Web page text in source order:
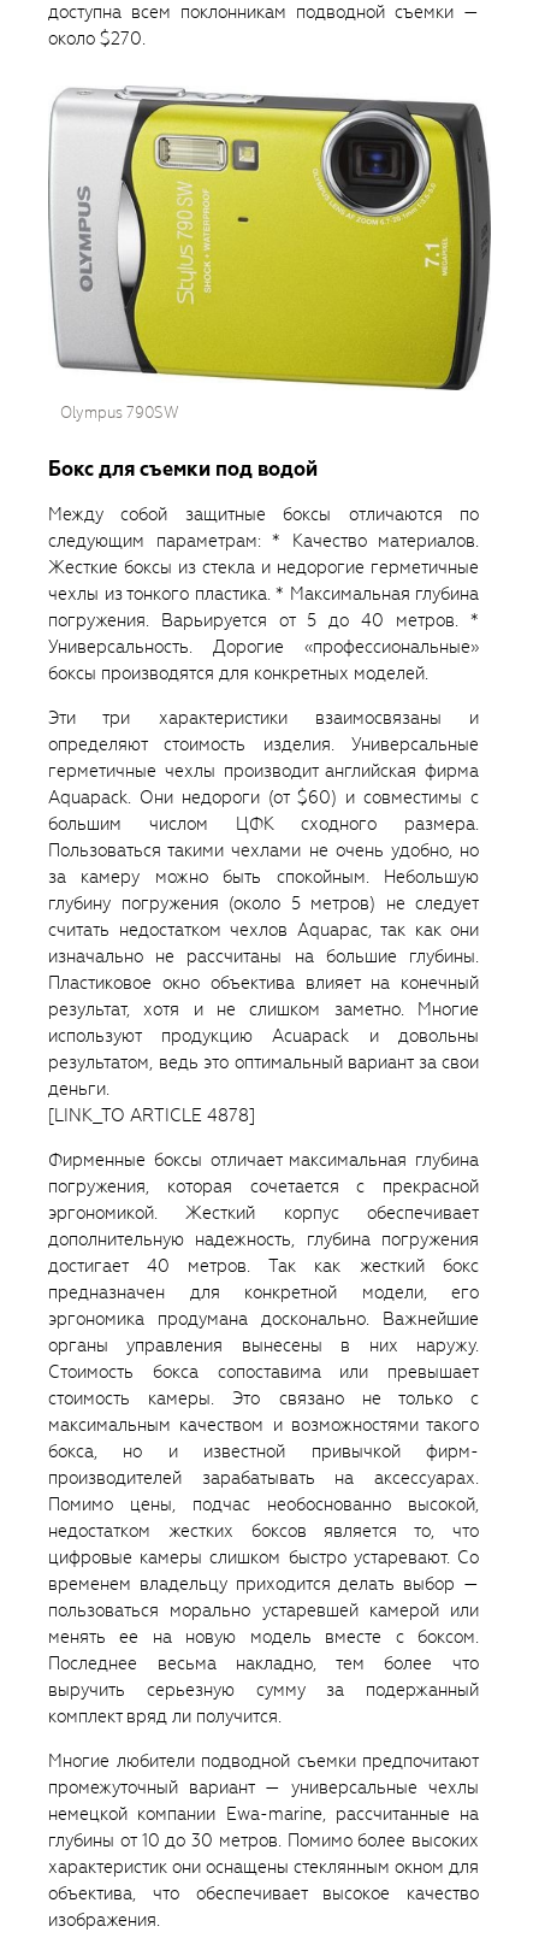
доступна всем поклонникам подводной съемки —
около $270.
Olympus 790SW
Бокс для съемки под водой
Между собой защитные боксы отличаются по
следующим параметрам: * Качество материалов.
Жесткие боксы из стекла и недорогие герметичные
чехлы из тонкого пластика. * Максимальная глубина
погружения. Варьируется от 5 до 40 метров. *
Универсальность. Дорогие «профессиональные»
боксы производятся для конкретных моделей.
Эти три характеристики взаимосвязаны и
определяют стоимость изделия. Универсальные
герметичные чехлы производит английская фирма
Aquapack. Они недороги (от $60) и совместимы с
большим числом ЦФК сходного размера.
Пользоваться такими чехлами не очень удобно, но
за камеру можно быть спокойным. Небольшую
глубину погружения (около 5 метров) не следует
считать недостатком чехлов Aquapac, так как они
изначально не рассчитаны на большие глубины.
Пластиковое окно объектива влияет на конечный
результат, хотя и не слишком заметно. Многие
используют продукцию Acuapack и довольны
результатом, ведь это оптимальный вариант за свои
деньги.
[LINK_TO ARTICLE 4878]
Фирменные боксы отличает максимальная глубина
погружения, которая сочетается с прекрасной
эргономикой. Жесткий корпус обеспечивает
дополнительную надежность, глубина погружения
достигает 40 метров. Так как жесткий бокс
предназначен для конкретной модели, его
эргономика продумана досконально. Важнейшие
органы управления вынесены в них наружу.
Стоимость бокса сопоставима или превышает
стоимость камеры. Это связано не только с
максимальным качеством и возможностями такого
бокса, но и известной привычкой фирм-
производителей зарабатывать на аксессуарах.
Помимо цены, подчас необоснованно высокой,
недостатком жестких боксов является то, что
цифровые камеры слишком быстро устаревают. Со
временем владельцу приходится делать выбор —
пользоваться морально устаревшей камерой или
менять ее на новую модель вместе с боксом.
Последнее весьма накладно, тем более что
выручить серьезную сумму за подержанный
комплект вряд ли получится.
Многие любители подводной съемки предпочитают
промежуточный вариант — универсальные чехлы
немецкой компании Ewa-marine, рассчитанные на
глубины от 10 до 30 метров. Помимо более высоких
характеристик они оснащены стеклянным окном для
объектива, что обеспечивает высокое качество
изображения.